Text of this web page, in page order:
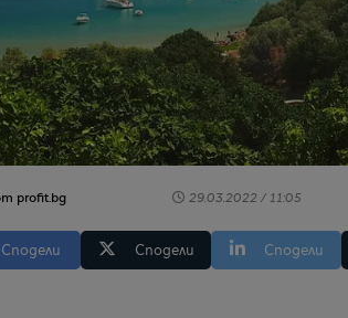
profit.bg 29.03.2022 / 11:05
Сподели Сподели Сподели